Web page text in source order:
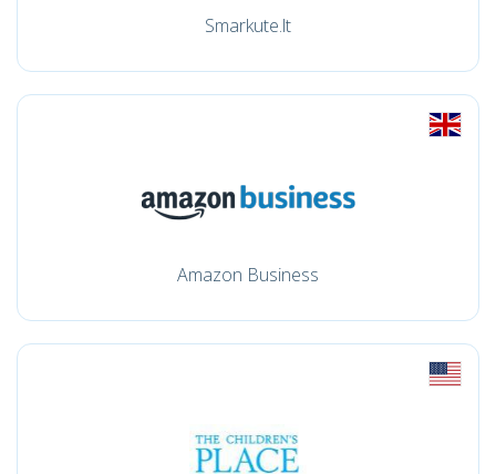
Smarkute.lt
Amazon Business